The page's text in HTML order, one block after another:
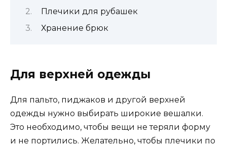
Плечики для рубашек
Хранение брюк
Для верхней одежды
Для пальто, пиджаков и другой верхней
одежды нужно выбирать широкие вешалки.
Это необходимо, чтобы вещи не теряли форму
и не портились. Желательно, чтобы плечики по